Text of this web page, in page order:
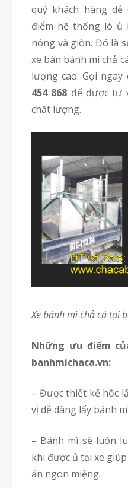
quý khách hàng
điểm hệ thống lò ủ
nóng và giòn. Đó là
xe bán bánh mì chả
lượng cao. Gọi
454 868 để được tư
chất lượng.
Xe bánh mì chả cá tại
Những ưu điểm của xe bán bánh mì tại
banhmichaca.vn:
– Được thiết kế hốc lấy bánh tiện lợi giúp quý
vị dễ dàng lấy bánh
– Bánh mì sẽ luôn luôn nóng và có độ giòn
khi được ủ tại xe
ăn ngon miệng.